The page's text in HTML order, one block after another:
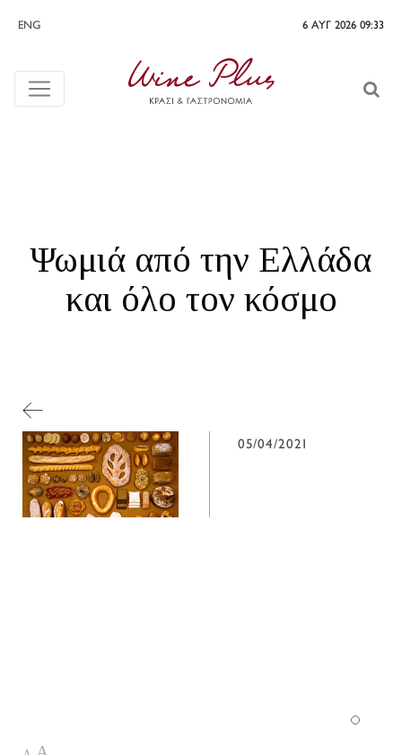
ENG 6 ΑΥΓ 2026 09:33
Ψωμιά από την Ελλάδα
και όλο τον κόσμο
05/04/2021